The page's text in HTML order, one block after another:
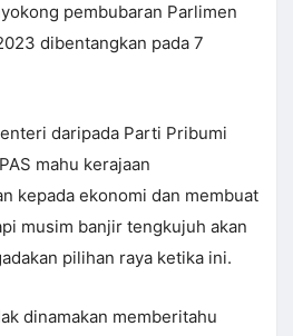
pembubaran Parlimen
dibentangkan pada 7
daripada Parti Pribumi
mahu kerajaan
kepada ekonomi dan membuat
musim banjir tengkujuh akan
pilihan raya ketika ini.
dinamakan memberitahu